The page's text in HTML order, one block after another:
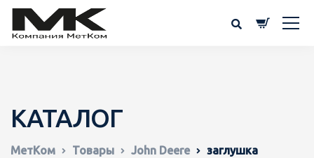
КАТАЛОГ
МетКом Товары John Deere заглушка